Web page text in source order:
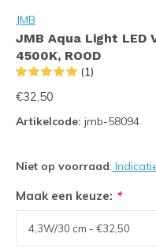
JMB
JMB Aqua Light LED
4500K, ROOD
(1)
€32,50
Artikelcode: jmb-58094
Niet op voorraad:
Maak een keuze: *